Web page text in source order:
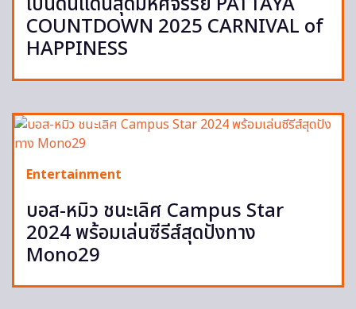
COUNTDOWN 2025 CARNIVAL of
HAPPINESS
Entertainment
บอส-หมิว ชนะเลิศ Campus Star
2024 พร้อมเล่นซีรีส์สุดปังทาง
Mono29